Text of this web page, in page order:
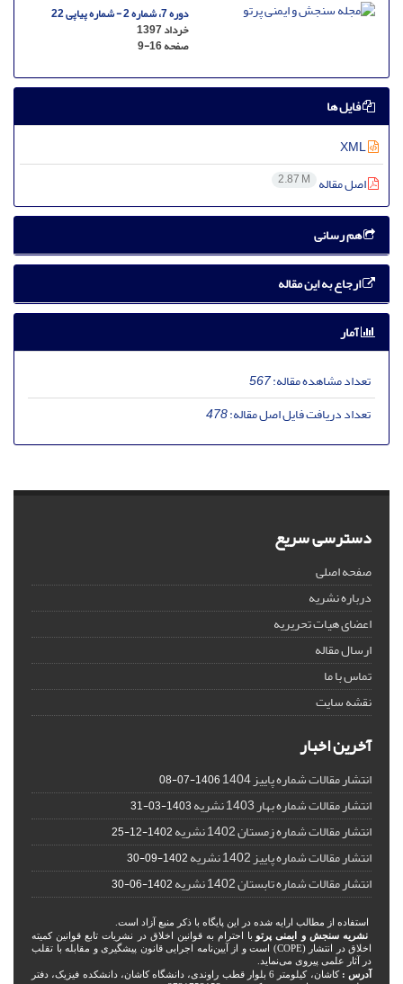
دوره 7، شماره 2 - شماره پیاپی 22
خرداد 1397
صفحه9-16
فایل ها
اصل مقاله 2.87 M
هم رسانی
ارجاع به این مقاله
آمار
تعداد مشاهده مقاله:567
تعداد دریافت فایل اصل مقاله:478
دسترسی سریع
صفحه اصلی
درباره نشریه
اعضای هیات تحریریه
ارسال مقاله
تماس با ما
نقشه سایت
آخرین اخبار
انتشار مقالات شماره پاییز 1404 1406-07-08
انتشار مقالات شماره بهار 1403 نشریه 1403-03-31
انتشار مقالات شماره زمستان 1402 نشریه 1402-12-25
انتشار مقالات شماره پاییز 1402 نشریه 1402-09-30
انتشار مقالات شماره تابستان 1402 نشریه 1402-06-30
استفاده از مطالب ارایه شده در این پایگاه با ذکر منبع آزاد است.
نشریه سنجش و ایمنی پرتو با احترام به قوانین اخلاق در نشریات تابع قوانین کمیته
اخلاق در انتشار (COPE) است و از آیین‌نامه اجرایی قانون پیشگیری و مقابله با تقلب
در آثار علمی پیروی می‌نماید.
آدرس :
کاشان، کیلومتر 6 بلوار قطب راوندی، دانشگاه کاشان، دانشکده فیزیک، دفتر